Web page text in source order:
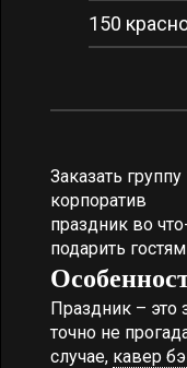
150
Заказать
корпоратив
праздник во
подарить
Праздник – это
точно не
случае, кавер